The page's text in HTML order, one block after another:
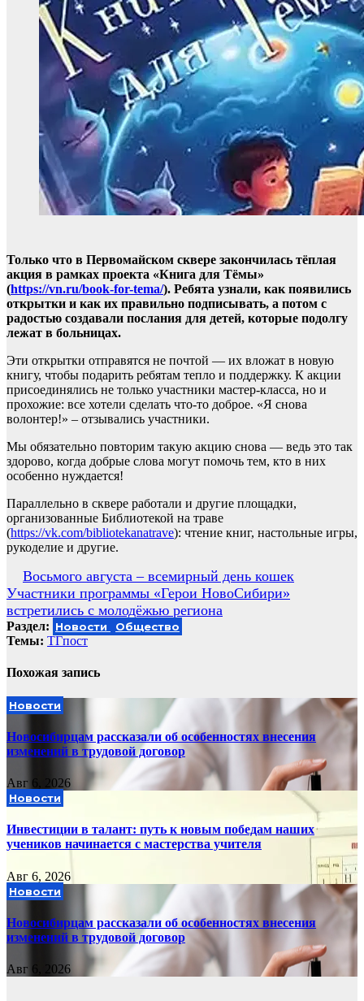
Только что в Первомайском сквере закончилась тёплая
акция в рамках проекта «Книга для Тёмы»
(https://vn.ru/book-for-tema/). Ребята узнали, как появились
открытки и как их правильно подписывать, а потом с
радостью создавали послания для детей, которые подолгу
лежат в больницах.
Эти открытки отправятся не почтой — их вложат в новую
книгу, чтобы подарить ребятам тепло и поддержку. К акции
присоединялись не только участники мастер-класса, но и
прохожие: все хотели сделать что-то доброе. «Я снова
волонтер!» – отзывались участники.
Мы обязательно повторим такую акцию снова — ведь это так
здорово, когда добрые слова могут помочь тем, кто в них
особенно нуждается!
Параллельно в сквере работали и другие площадки,
организованные Библиотекой на траве
(https://vk.com/bibliotekanatrave): чтение книг, настольные игры,
рукоделие и другие.
Навигация
по
записям
Восьмого августа – всемирный день кошек
Участники программы «Герои НовоСибири»
встретились с молодёжью региона
Раздел: Новости Общество
Темы: ТГпост
Похожая запись
Новости
Новосибирцам рассказали об особенностях внесения
изменений в трудовой договор
Авг 6, 2026
Новости
Инвестиции в талант: путь к новым победам наших
учеников начинается с мастерства учителя
Авг 6, 2026
Новости
Новосибирцам рассказали об особенностях внесения
изменений в трудовой договор
Авг 6, 2026